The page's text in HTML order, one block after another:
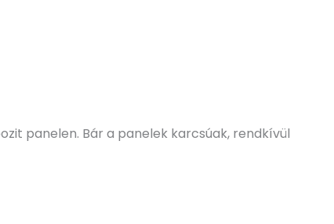
panelen. Bár a panelek karcsúak, rendkívül